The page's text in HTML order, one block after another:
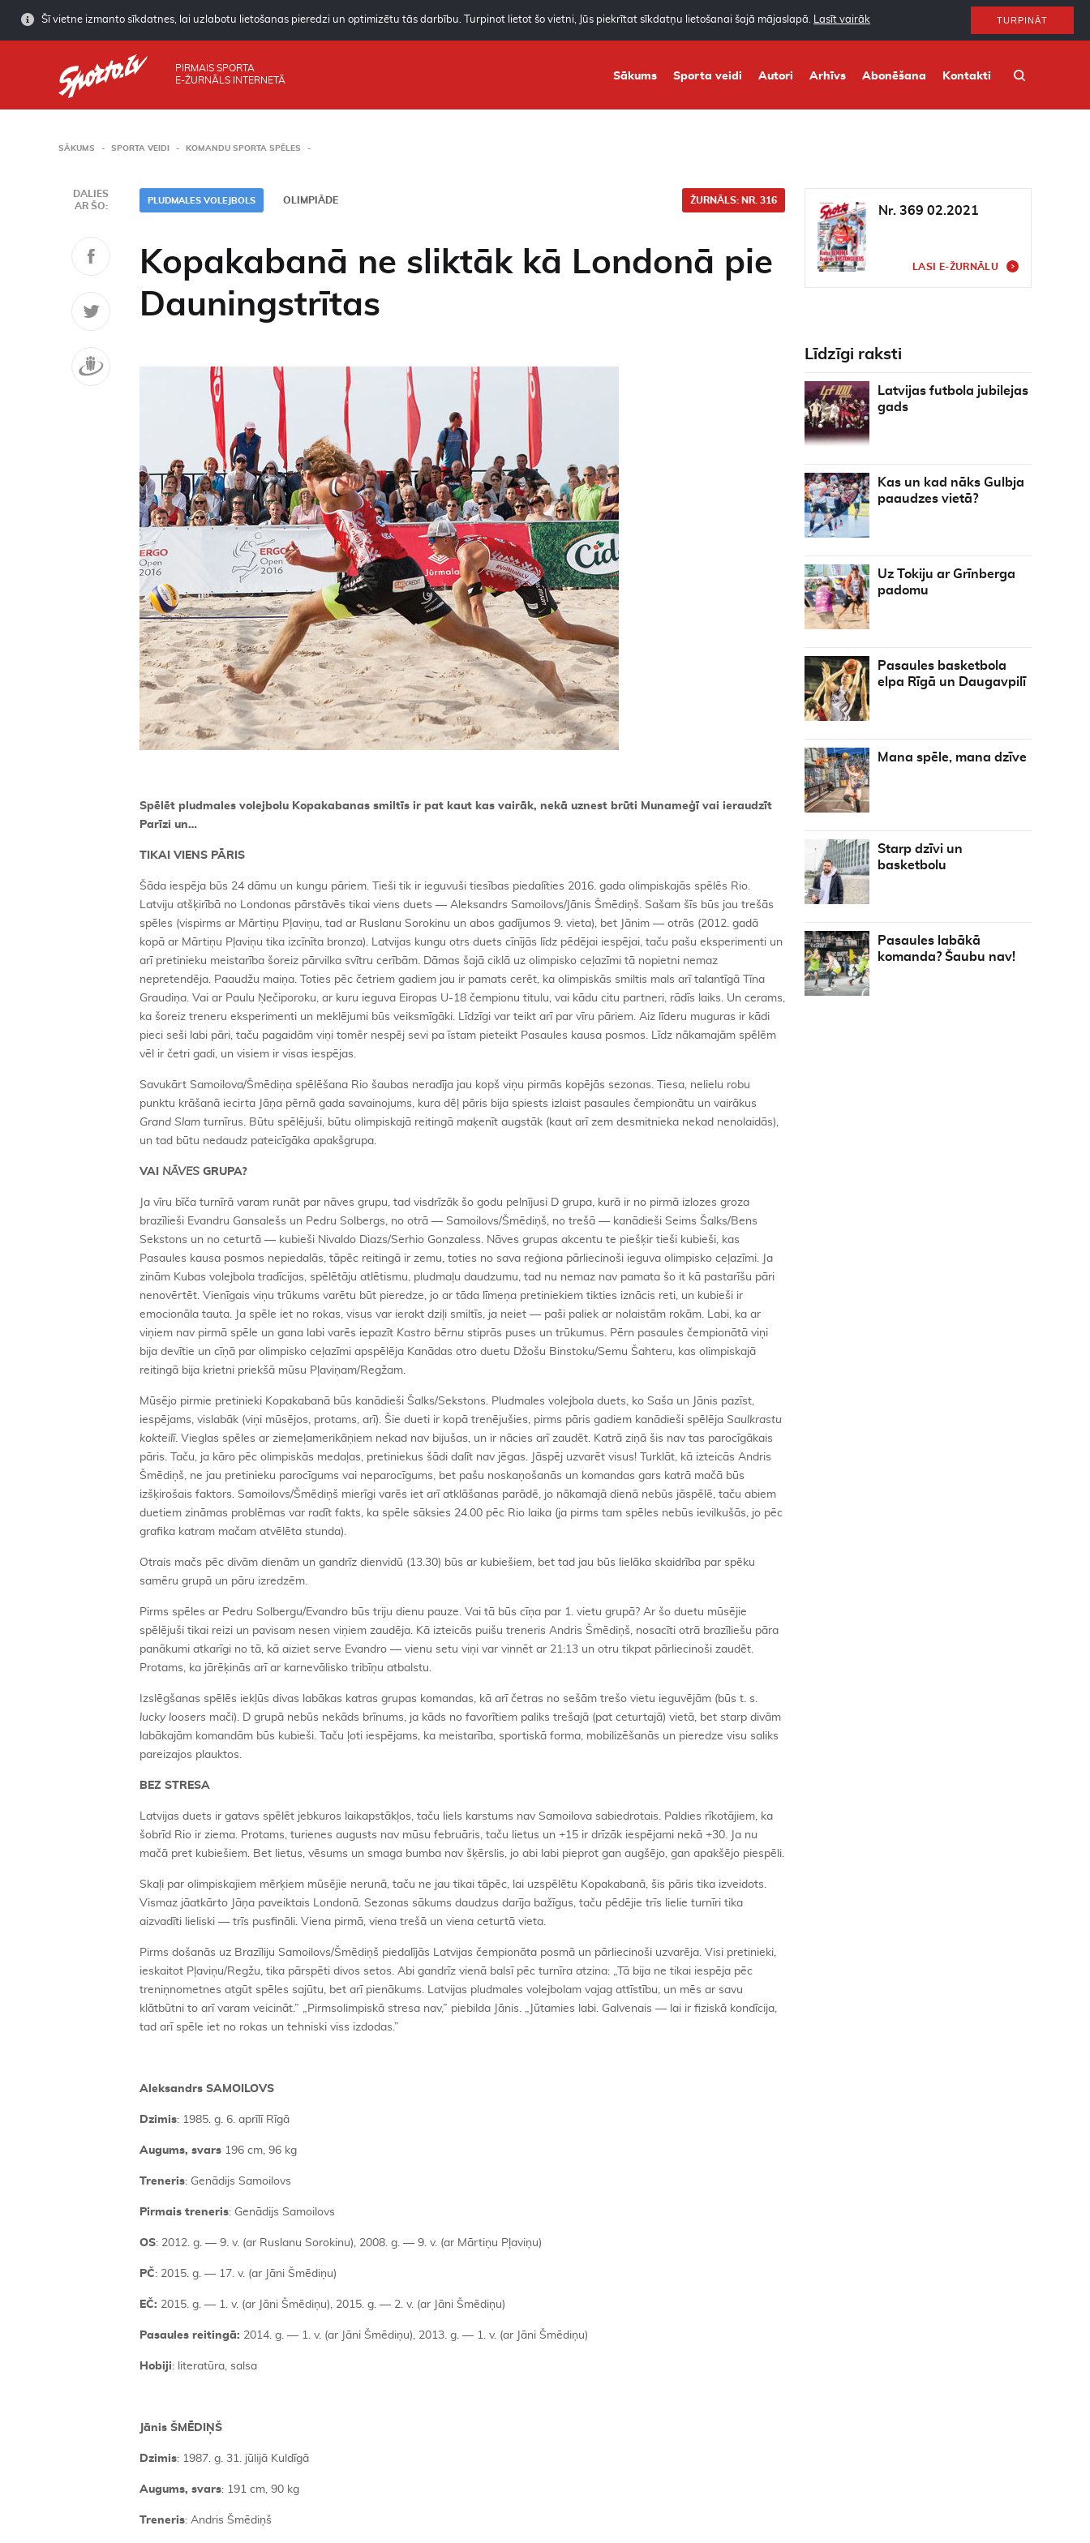
Šī vietne izmanto sīkdatnes, lai uzlabotu lietošanas pieredzi un optimizētu tās darbību. Turpinot lietot šo vietni, Jūs piekrītat sīkdatņu lietošanai šajā mājaslapā. Lasīt vairāk TURPINĀT
PIRMAIS SPORTA
E-ŽURNĀLS INTERNETĀ
Sākums Sporta veidi Autori Arhīvs Abonēšana Kontakti
SĀKUMS SPORTA VEIDI KOMANDU SPORTA SPĒLES
DALIES
AR ŠO:
PLUDMALES VOLEJBOLS ŽURNĀLS: NR. 316
OLIMPIĀDE
Kopakabanā ne sliktāk kā Londonā pie
Dauningstrītas
Spēlēt pludmales volejbolu Kopakabanas smiltīs ir pat kaut kas vairāk, nekā uznest brūti Munameģī vai ieraudzīt
Parīzi un…
TIKAI VIENS PĀRIS
Šāda iespēja būs 24 dāmu un kungu pāriem. Tieši tik ir ieguvuši tiesības piedalīties 2016. gada olimpiskajās spēlēs Rio.
Latviju atšķirībā no Londonas pārstāvēs tikai viens duets — Aleksandrs Samoilovs/Jānis Šmēdiņš. Sašam šīs būs jau trešās
spēles (vispirms ar Mārtiņu Pļaviņu, tad ar Ruslanu Sorokinu un abos gadījumos 9. vieta), bet Jānim — otrās (2012. gadā
kopā ar Mārtiņu Pļaviņu tika izcīnīta bronza). Latvijas kungu otrs duets cīnījās līdz pēdējai iespējai, taču pašu eksperimenti un
arī pretinieku meistarība šoreiz pārvilka svītru cerībām. Dāmas šajā ciklā uz olimpisko ceļazīmi tā nopietni nemaz
nepretendēja. Paaudžu maiņa. Toties pēc četriem gadiem jau ir pamats cerēt, ka olimpiskās smiltis mals arī talantīgā Tīna
Graudiņa. Vai ar Paulu Ņečiporoku, ar kuru ieguva Eiropas U-18 čempionu titulu, vai kādu citu partneri, rādīs laiks. Un cerams,
ka šoreiz treneru eksperimenti un meklējumi būs veiksmīgāki. Līdzīgi var teikt arī par vīru pāriem. Aiz līderu muguras ir kādi
pieci seši labi pāri, taču pagaidām viņi tomēr nespēj sevi pa īstam pieteikt Pasaules kausa posmos. Līdz nākamajām spēlēm
vēl ir četri gadi, un visiem ir visas iespējas.
Savukārt Samoilova/Šmēdiņa spēlēšana Rio šaubas neradīja jau kopš viņu pirmās kopējās sezonas. Tiesa, nelielu robu
punktu krāšanā iecirta Jāņa pērnā gada savainojums, kura dēļ pāris bija spiests izlaist pasaules čempionātu un vairākus
Grand Slam turnīrus. Būtu spēlējuši, būtu olimpiskajā reitingā maķenīt augstāk (kaut arī zem desmitnieka nekad nenolaidās),
un tad būtu nedaudz pateicīgāka apakšgrupa.
VAI NĀVES GRUPA?
Ja vīru bīča turnīrā varam runāt par nāves grupu, tad visdrīzāk šo godu pelnījusi D grupa, kurā ir no pirmā izlozes groza
brazīlieši Evandru Gansalešs un Pedru Solbergs, no otrā — Samoilovs/Šmēdiņš, no trešā — kanādieši Seims Šalks/Bens
Sekstons un no ceturtā — kubieši Nivaldo Diazs/Serhio Gonzaless. Nāves grupas akcentu te piešķir tieši kubieši, kas
Pasaules kausa posmos nepiedalās, tāpēc reitingā ir zemu, toties no sava reģiona pārliecinoši ieguva olimpisko ceļazīmi. Ja
zinām Kubas volejbola tradīcijas, spēlētāju atlētismu, pludmaļu daudzumu, tad nu nemaz nav pamata šo it kā pastarīšu pāri
nenovērtēt. Vienīgais viņu trūkums varētu būt pieredze, jo ar tāda līmeņa pretiniekiem tikties iznācis reti, un kubieši ir
emocionāla tauta. Ja spēle iet no rokas, visus var ierakt dziļi smiltīs, ja neiet — paši paliek ar nolaistām rokām. Labi, ka ar
viņiem nav pirmā spēle un gana labi varēs iepazīt Kastro bērnu stiprās puses un trūkumus. Pērn pasaules čempionātā viņi
bija devītie un cīņā par olimpisko ceļazīmi apspēlēja Kanādas otro duetu Džošu Binstoku/Semu Šahteru, kas olimpiskajā
reitingā bija krietni priekšā mūsu Pļaviņam/Regžam.
Mūsējo pirmie pretinieki Kopakabanā būs kanādieši Šalks/Sekstons. Pludmales volejbola duets, ko Saša un Jānis pazīst,
iespējams, vislabāk (viņi mūsējos, protams, arī). Šie dueti ir kopā trenējušies, pirms pāris gadiem kanādieši spēlēja Saulkrastu
kokteilī. Vieglas spēles ar ziemeļamerikāņiem nekad nav bijušas, un ir nācies arī zaudēt. Katrā ziņā šis nav tas parocīgākais
pāris. Taču, ja kāro pēc olimpiskās medaļas, pretiniekus šādi dalīt nav jēgas. Jāspēj uzvarēt visus! Turklāt, kā izteicās Andris
Šmēdiņš, ne jau pretinieku parocīgums vai neparocīgums, bet pašu noskaņošanās un komandas gars katrā mačā būs
izšķirošais faktors. Samoilovs/Šmēdiņš mierīgi varēs iet arī atklāšanas parādē, jo nākamajā dienā nebūs jāspēlē, taču abiem
duetiem zināmas problēmas var radīt fakts, ka spēle sāksies 24.00 pēc Rio laika (ja pirms tam spēles nebūs ievilkušās, jo pēc
grafika katram mačam atvēlēta stunda).
Otrais mačs pēc divām dienām un gandrīz dienvidū (13.30) būs ar kubiešiem, bet tad jau būs lielāka skaidrība par spēku
samēru grupā un pāru izredzēm.
Pirms spēles ar Pedru Solbergu/Evandro būs triju dienu pauze. Vai tā būs cīņa par 1. vietu grupā? Ar šo duetu mūsējie
spēlējuši tikai reizi un pavisam nesen viņiem zaudēja. Kā izteicās puišu treneris Andris Šmēdiņš, nosacīti otrā brazīliešu pāra
panākumi atkarīgi no tā, kā aiziet serve Evandro — vienu setu viņi var vinnēt ar 21:13 un otru tikpat pārliecinoši zaudēt.
Protams, ka jārēķinās arī ar karnevālisko tribīņu atbalstu.
Izslēgšanas spēlēs iekļūs divas labākas katras grupas komandas, kā arī četras no sešām trešo vietu ieguvējām (būs t. s.
lucky loosers mači). D grupā nebūs nekāds brīnums, ja kāds no favorītiem paliks trešajā (pat ceturtajā) vietā, bet starp divām
labākajām komandām būs kubieši. Taču ļoti iespējams, ka meistarība, sportiskā forma, mobilizēšanās un pieredze visu saliks
pareizajos plauktos.
BEZ STRESA
Latvijas duets ir gatavs spēlēt jebkuros laikapstākļos, taču liels karstums nav Samoilova sabiedrotais. Paldies rīkotājiem, ka
šobrīd Rio ir ziema. Protams, turienes augusts nav mūsu februāris, taču lietus un +15 ir drīzāk iespējami nekā +30. Ja nu
mačā pret kubiešiem. Bet lietus, vēsums un smaga bumba nav šķērslis, jo abi labi pieprot gan augšējo, gan apakšējo piespēli.
Skaļi par olimpiskajiem mērķiem mūsējie nerunā, taču ne jau tikai tāpēc, lai uzspēlētu Kopakabanā, šis pāris tika izveidots.
Vismaz jāatkārto Jāņa paveiktais Londonā. Sezonas sākums daudzus darīja bažīgus, taču pēdējie trīs lielie turnīri tika
aizvadīti lieliski — trīs pusfināli. Viena pirmā, viena trešā un viena ceturtā vieta.
Pirms došanās uz Brazīliju Samoilovs/Šmēdiņš piedalījās Latvijas čempionāta posmā un pārliecinoši uzvarēja. Visi pretinieki,
ieskaitot Pļaviņu/Regžu, tika pārspēti divos setos. Abi gandrīz vienā balsī pēc turnīra atzina: „Tā bija ne tikai iespēja pēc
treniņnometnes atgūt spēles sajūtu, bet arī pienākums. Latvijas pludmales volejbolam vajag attīstību, un mēs ar savu
klātbūtni to arī varam veicināt.” „Pirmsolimpiskā stresa nav,” piebilda Jānis. „Jūtamies labi. Galvenais — lai ir fiziskā kondīcija,
tad arī spēle iet no rokas un tehniski viss izdodas.”
Aleksandrs SAMOILOVS
Dzimis: 1985. g. 6. aprīlī Rīgā
Augums, svars 196 cm, 96 kg
Treneris: Genādijs Samoilovs
Pirmais treneris: Genādijs Samoilovs
OS: 2012. g. — 9. v. (ar Ruslanu Sorokinu), 2008. g. — 9. v. (ar Mārtiņu Pļaviņu)
PČ: 2015. g. — 17. v. (ar Jāni Šmēdiņu)
EČ: 2015. g. — 1. v. (ar Jāni Šmēdiņu), 2015. g. — 2. v. (ar Jāni Šmēdiņu)
Pasaules reitingā: 2014. g. — 1. v. (ar Jāni Šmēdiņu), 2013. g. — 1. v. (ar Jāni Šmēdiņu)
Hobiji: literatūra, salsa
Jānis ŠMĒDIŅŠ
Dzimis: 1987. g. 31. jūlijā Kuldīgā
Augums, svars: 191 cm, 90 kg
Treneris: Andris Šmēdiņš
Nr. 369 02.2021
LASI E-ŽURNĀLU
Līdzīgi raksti
Latvijas futbola jubilejas
gads
Kas un kad nāks Gulbja
paaudzes vietā?
Uz Tokiju ar Grīnberga
padomu
Pasaules basketbola
elpa Rīgā un Daugavpilī
Mana spēle, mana dzīve
Starp dzīvi un
basketbolu
Pasaules labākā
komanda? Šaubu nav!